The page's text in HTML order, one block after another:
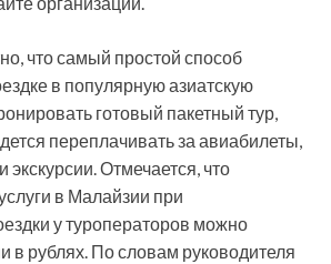
что самый простой способ
в популярную азиатскую
готовый пакетный тур,
переплачивать за авиабилеты,
экскурсии. Отмечается, что
в Малайзии при
у туроператоров можно
в рублях. По словам руководителя